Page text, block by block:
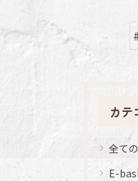
カテ
全て
E-